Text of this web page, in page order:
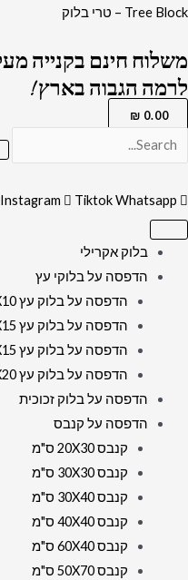
דילוג
Tree Block – טרי בלוק
לרמה הגבוה בארץ !
0.00
₪
Instagram TiktokWhatsapp
בלוק אקרילי
הדפסה על בלוקי עץ
הדפסה על בלוק עץ 10X10 ס"מ
הדפסה על בלוק עץ 10X15 ס"מ
הדפסה על בלוק עץ 15X15 ס"מ
הדפסה על בלוק עץ 15X20 ס”מ
הדפסה על בלוק זכוכית
הדפסה על קנבס
קנבס 20X30 ס"מ
קנבס 30X30 ס"מ
קנבס 30X40 ס"מ
קנבס 40X40 ס"מ
קנבס 60X40 ס"מ
קנבס 50X70 ס"מ
כמות
2018
-
ציור
המערבי
קנבס
או
זכוכית
מחוסמת